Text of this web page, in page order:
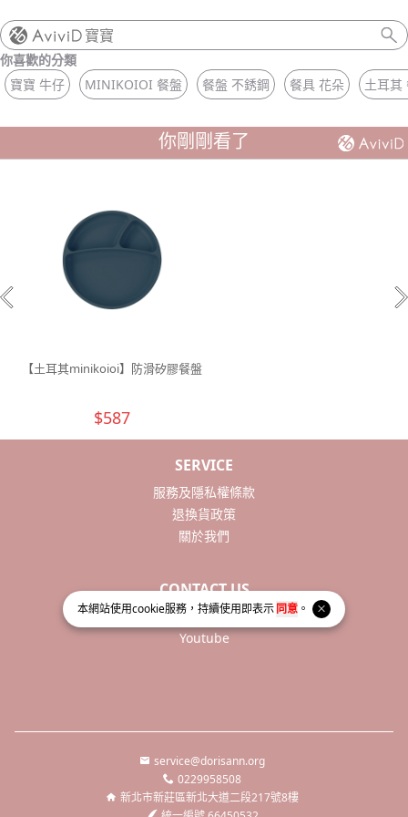
本網站使用cookie服務，持續使用即表示同意 。
寶寶
你喜歡的分類
寶寶 牛仔
MINIKOIOI 餐盤 餐盤 不銹鋼 餐具 花朵 土耳其
你剛剛看了
$587
SERVICE
服務及隱私權條款
退換貨政策
CONTACT US
Facebook
service@dorisann.org
0229958508